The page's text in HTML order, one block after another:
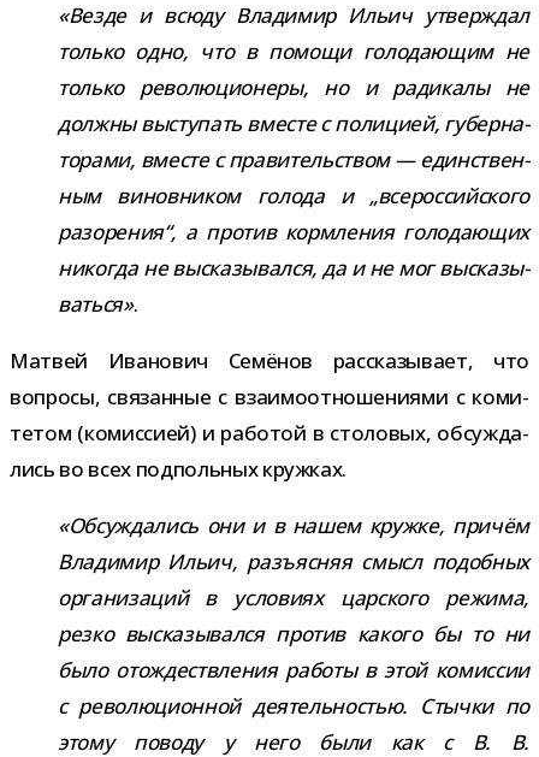
«Везде и всюду Владимир Ильич утвер­ждал
только одно, что в помощи голо­да­ю­щим не
только рево­лю­ци­о­неры, но и ради­калы не
должны высту­пать вме­сте с поли­цией, губер­на­
то­рами, вме­сте с пра­ви­тель­ством — един­ствен­
ным винов­ни­ком голода и „все­рос­сий­ского
разо­ре­ния“, а про­тив корм­ле­ния голо­да­ю­щих
нико­гда не выска­зы­вался, да и не мог выска­зы­
ваться».
Матвей Иванович Семёнов рас­ска­зы­вает, что
вопросы, свя­зан­ные с вза­и­мо­от­но­ше­ни­ями с коми­
те­том (комис­сией) и рабо­той в сто­ло­вых, обсуж­да­
лись во всех под­поль­ных кружках.
«Обсуждались они и в нашем кружке, при­чём
Владимир Ильич, разъ­яс­няя смысл подоб­ных
орга­ни­за­ций в усло­виях цар­ского режима,
резко выска­зы­вался про­тив какого бы то ни
было отож­деств­ле­ния работы в этой комис­сии
с рево­лю­ци­он­ной дея­тель­но­стью. Стычки по
этому поводу у него были как с В. В.